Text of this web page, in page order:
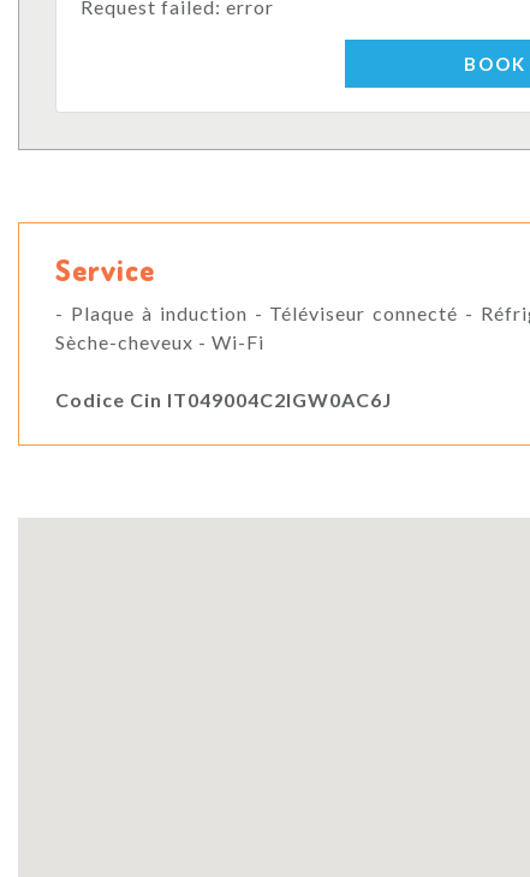
Request failed: error
Service
- Plaque à induction - Téléviseur connecté -
Sèche-cheveux - Wi-Fi
Codice Cin IT049004C2IGW0AC6J